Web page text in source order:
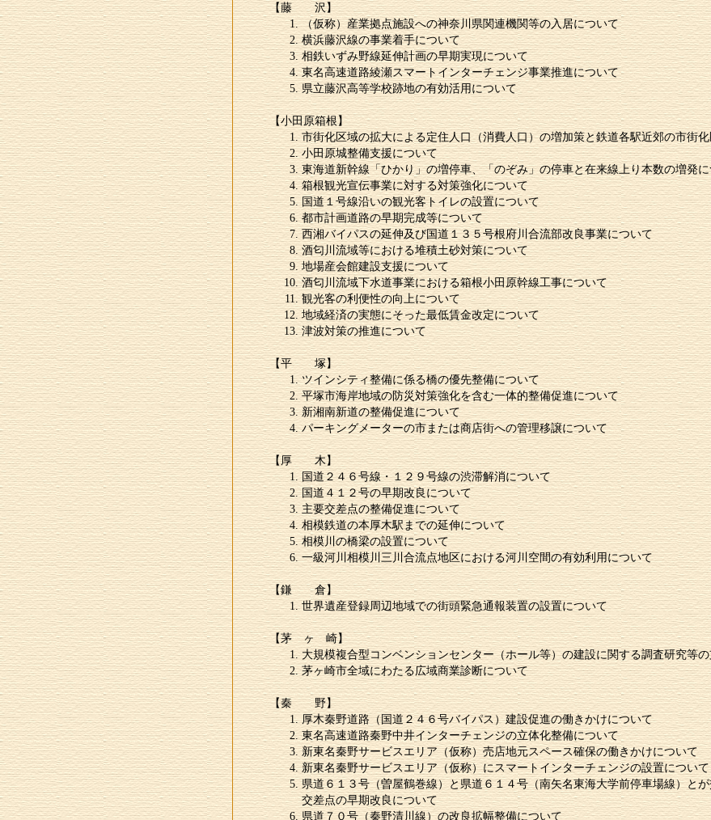
【藤 沢】
（仮称）産業拠点施設への神奈川県関連機関等の入居について
横浜藤沢線の事業着手について
相鉄いずみ野線延伸計画の早期実現について
東名高速道路綾瀬スマートインターチェンジ事業推進について
県立藤沢高等学校跡地の有効活用について
【小田原箱根】
市街化区域の拡大による定住人口（消費人口）の増加策と鉄道各駅近郊の市街
小田原城整備支援について
東海道新幹線「ひかり」の増停車、「のぞみ」の停車と在来線上り本数の増発
箱根観光宣伝事業に対する対策強化について
国道１号線沿いの観光客トイレの設置について
都市計画道路の早期完成等について
西湘バイパスの延伸及び国道１３５号根府川合流部改良事業について
酒匂川流域等における堆積土砂対策について
地場産会館建設支援について
酒匂川流域下水道事業における箱根小田原幹線工事について
観光客の利便性の向上について
地域経済の実態にそった最低賃金改定について
津波対策の推進について
【平 塚】
ツインシティ整備に係る橋の優先整備について
平塚市海岸地域の防災対策強化を含む一体的整備促進について
新湘南新道の整備促進について
パーキングメーターの市または商店街への管理移譲について
【厚 木】
国道２４６号線・１２９号線の渋滞解消について
国道４１２号の早期改良について
主要交差点の整備促進について
相模鉄道の本厚木駅までの延伸について
相模川の橋梁の設置について
一級河川相模川三川合流点地区における河川空間の有効利用について
【鎌 倉】
世界遺産登録周辺地域での街頭緊急通報装置の設置について
【茅 ヶ 崎】
大規模複合型コンベンションセンター（ホール等）の建設に関する調査研究等
茅ヶ崎市全域にわたる広域商業診断について
【秦 野】
厚木秦野道路（国道２４６号バイパス）建設促進の働きかけについて
東名高速道路秦野中井インターチェンジの立体化整備について
新東名秦野サービスエリア（仮称）売店地元スペース確保の働きかけについて
新東名秦野サービスエリア（仮称）にスマートインターチェンジの設置について
県道６１３号（曽屋鶴巻線）と県道６１４号（南矢名東海大学前停車場線）と
交差点の早期改良について
県道７０号（秦野清川線）の改良拡幅整備について